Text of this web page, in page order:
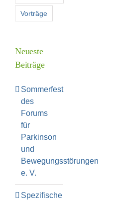
Vorträge
Neueste
Beiträge
Sommerfest
des
Forums
für
Parkinson
und
Bewegungsstörungen
e. V.
Spezifische